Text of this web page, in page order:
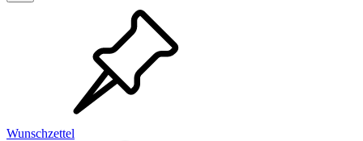
Wunschzettel